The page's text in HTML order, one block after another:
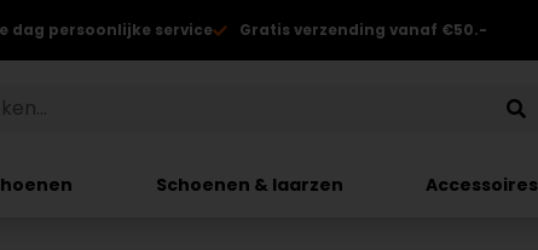
dag persoonlijke service Gratis verzending vanaf €50.-
Schoenen & laarzen Accessoires